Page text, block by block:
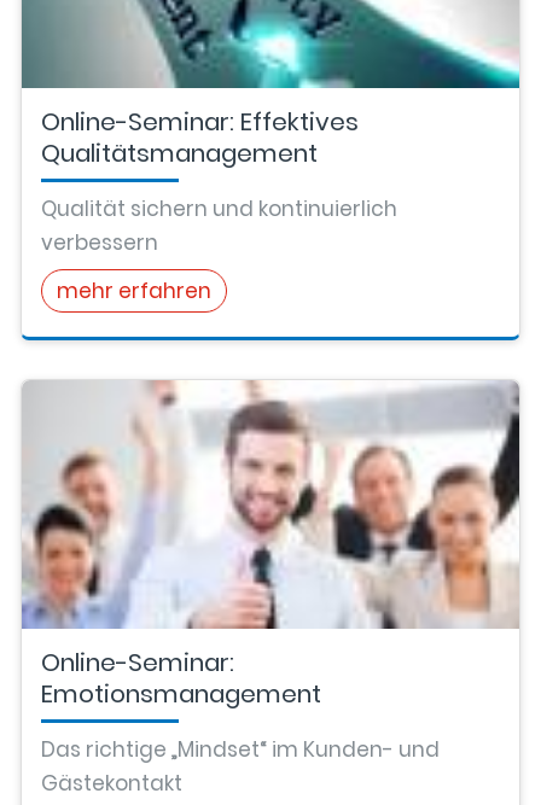
Online-Seminar: Effektives
Qualitätsmanagement
Qualität sichern und kontinuierlich
verbessern
mehr erfahren
Online-Seminar:
Emotionsmanagement
Das richtige „Mindset“ im Kunden- und
Gästekontakt